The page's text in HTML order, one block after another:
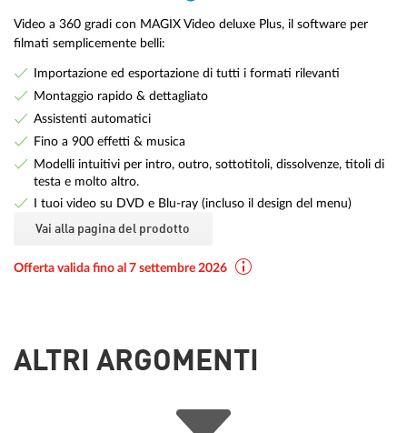
Video a 360 gradi con MAGIX Video deluxe Plus, il software per
filmati semplicemente belli:
Importazione ed esportazione di tutti i formati rilevanti
Montaggio rapido & dettagliato
Assistenti automatici
Fino a 900 effetti & musica
Modelli intuitivi per intro, outro, sottotitoli, dissolvenze, titoli di
testa e molto altro.
I tuoi video su DVD e Blu-ray (incluso il design del menu)
Vai alla pagina del prodotto
Offerta valida fino al 7 settembre 2026
ALTRI ARGOMENTI